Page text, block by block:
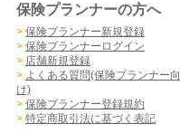
保険プランナーの方へ
> 保険プランナー新規登録
> 保険プランナーログイン
> 店舗新規登録
> よくある質問(保険プランナー向
け)
> 保険プランナー登録規約
> 特定商取引法に基づく表記